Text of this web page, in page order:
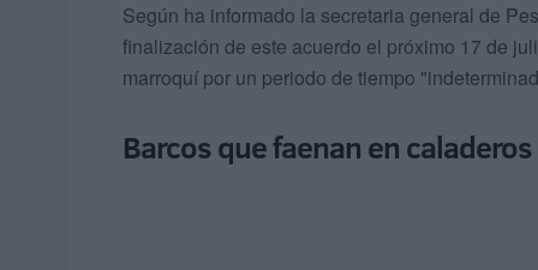
Según ha informado la secretaria general de
finalización de este acuerdo el próximo 17 de
marroquí por un periodo de tiempo
Barcos que faenan en